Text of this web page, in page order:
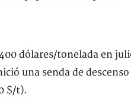
dólares/tonelada en
una senda de
$/t).